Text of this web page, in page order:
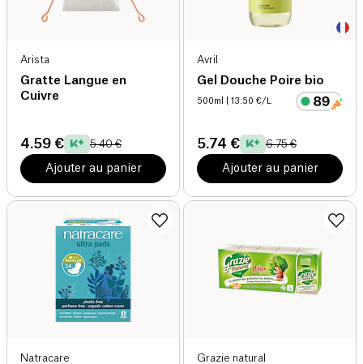
Arista
Gratte Langue en
Cuivre
4.59 € 5.40 €
Ajouter au panier
Avril
Gel Douche Poire bio
500ml | 13.50 €/L
5.74 € 6.75 €
Ajouter au panier
Natracare Grazie natural